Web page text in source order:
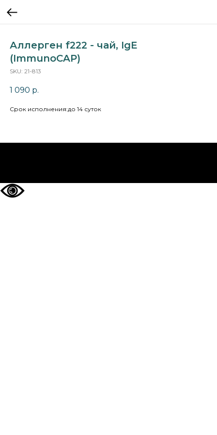
Аллерген f222 - чай, IgE
(ImmunoCAP)
SKU: 21-813
1 090 р.
Cрок исполнения:до 14 суток